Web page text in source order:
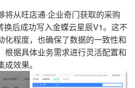
从旺店通·企业奇门获取的采购
后成功写入金蝶云星辰V1。这不
化程度，也确保了数据的一致性和
根据具体业务需求进行灵活配置和
效果。